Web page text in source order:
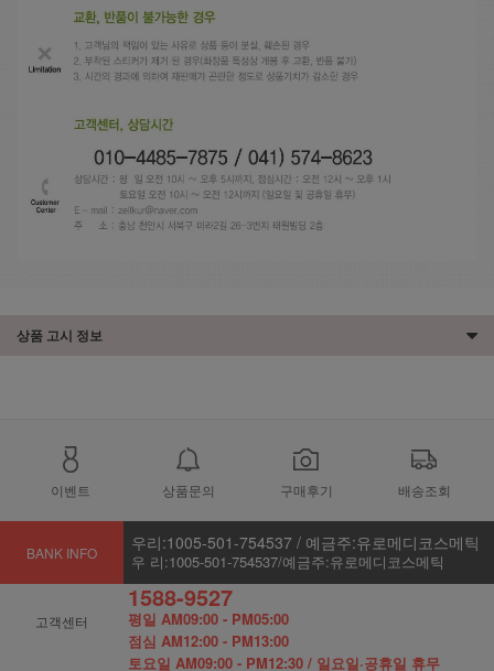
상품 고시 정보
이벤트 상품문의 구매후기 배송조회
BANK INFO 우리:1005-501-754537 / 예금주:유로메디코스메틱
우 리:1005-501-754537/예금주:유로메디코스메틱
고객센터
1588-9527
평일 AM09:00 - PM05:00
점심 AM12:00 - PM13:00
토요일 AM09:00 - PM12:30 / 일요일·공휴일 휴무